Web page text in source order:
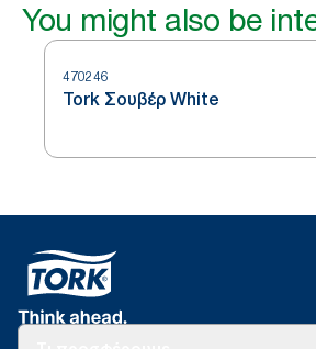
You might also be
470246
Tork Σουβέρ White